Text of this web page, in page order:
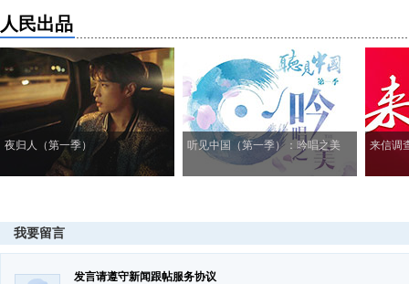
人民出品
夜归人（第一季） 听见中国（第一季）：吟唱之美 来信调
我要留言
发言请遵守新闻跟帖服务协议